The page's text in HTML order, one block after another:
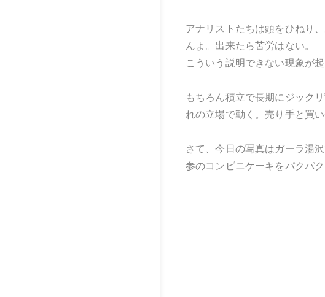
アナリストたちは頭をひねり
んよ。出来たら苦労はない。
こういう説明できない現象が
もちろん積立で長期にジック
れの立場で動く。売り手と買
さて、今日の写真はガーラ湯
参のコンビニケーキをパクパ